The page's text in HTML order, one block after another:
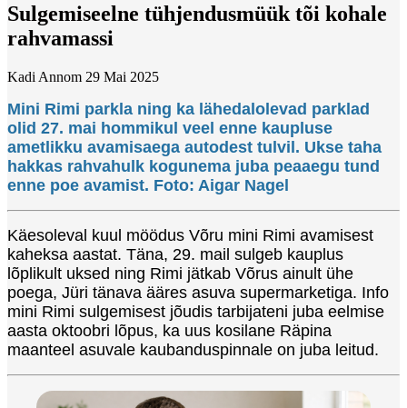
Sulgemiseelne tühjendusmüük tõi kohale
rahvamassi
Kadi Annom 29 Mai 2025
Mini Rimi parkla ning ka lähedalolevad parklad
olid 27. mai hommikul veel enne kaupluse
ametlikku avamisaega autodest tulvil. Ukse taha
hakkas rahvahulk kogunema juba peaaegu tund
enne poe avamist. Foto: Aigar Nagel
Käesoleval kuul möödus Võru mini Rimi avamisest
kaheksa aastat. Täna, 29. mail sulgeb kauplus
lõplikult uksed ning Rimi jätkab Võrus ainult ühe
poega, Jüri tänava ääres asuva supermarketiga. Info
mini Rimi sulgemisest jõudis tarbijateni juba eelmise
aasta oktoobri lõpus, ka uus kosilane Räpina
maanteel asuvale kaubanduspinnale on juba leitud.